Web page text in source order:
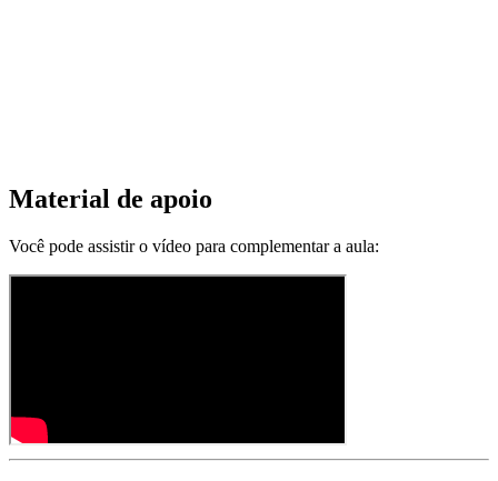
Material de apoio
Você pode assistir o vídeo para complementar a aula: